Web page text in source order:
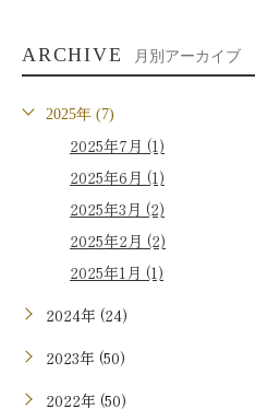
ARCHIVE 月別アーカイブ
2025年 (7)
2025年7月 (1)
2025年6月 (1)
2025年3月 (2)
2025年2月 (2)
2025年1月 (1)
2024年 (24)
2023年 (50)
2022年 (50)